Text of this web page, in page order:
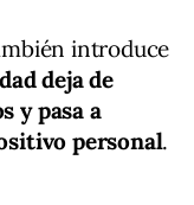
introduce
deja de
y pasa a
personal.